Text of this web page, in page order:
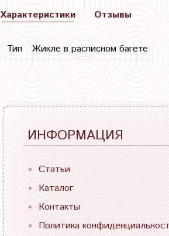
Характеристики
Тип Жикле в расписном багете
Отзывы
ИНФОРМАЦИЯ
Статьи
Каталог
Контакты
Политика